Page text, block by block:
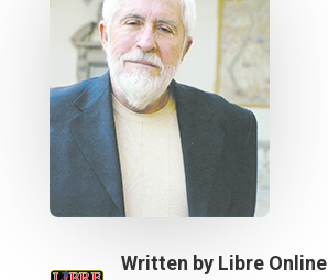
Written by Libre Online